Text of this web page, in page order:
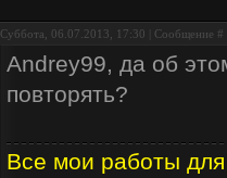
Суббота, 06.07.2013, 17:30 | Сообщение #
Andrey99, да об
повторять?
Все мои работы